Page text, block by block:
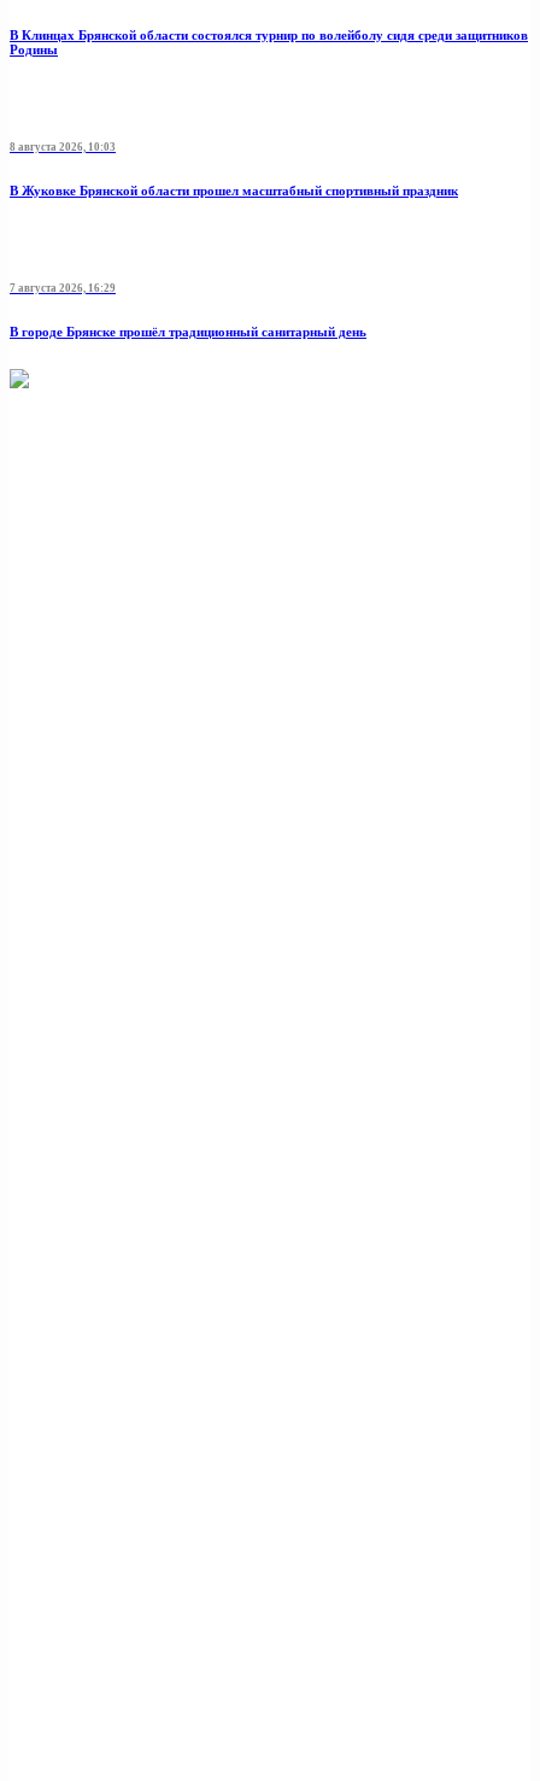
В Клинцах Брянской области состоялся турнир по волейболу сидя среди защитников
Родины
8 августа 2026, 10:03
В Жуковке Брянской области прошел масштабный спортивный праздник
7 августа 2026, 16:29
В городе Брянске прошёл традиционный санитарный день